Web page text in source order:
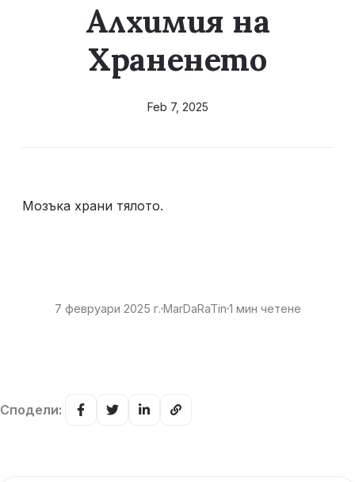
Алхимия на
Храненето
Feb 7, 2025
Мозъка храни тялото.
7 февруари 2025 г. MarDaRaTin 1 мин четене
Сподели: